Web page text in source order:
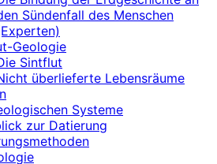
Sündenfall des Menschen
Geologie
Sintflut
überlieferte Lebensräume
Systeme
zur Datierung